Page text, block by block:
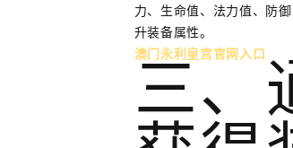
力、生命值、法力值、防
升装备属性。
澳门永利皇宫官网入口
三、